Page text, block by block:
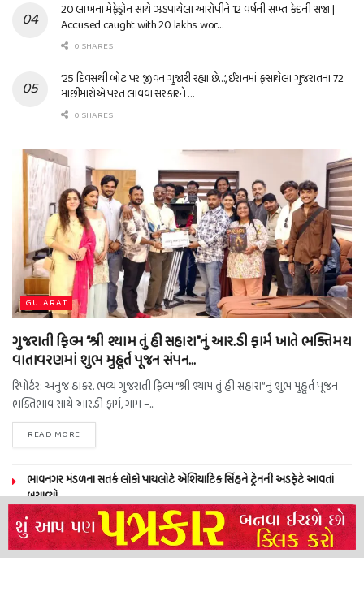
20 લાખના મેફેડ્રોન સાથે ઝડપાયેલા આરોપીને 12 વર્ષની સખ્ત કેદની સજા |
Accused caught with 20 lakhs wor…
0 SHARES
’25 દિવસથી બોટ પર જીવન ગુજારી રહ્યા છે…’, ઈરાનમાં ફસાયેલા ગુજરાતના 72
માછીમારોએ પરત લાવવા સરકારને …
0 SHARES
GUJARAT
ગુજરાતી ફિલ્મ “શ્રી શ્યામ તું હી સહારા”નું આર.ડી ફાર્મ ખાતે ભક્તિમય
વાતાવરણમાં શુભ મુહૂર્ત પૂજન સંપન…
રિપોર્ટર: અનુજ ઠાકર. ભવ્ય ગુજરાતી ફિલ્મ “શ્રી શ્યામ તું હી સહારા”નું શુભ મુહૂર્ત પૂજન
ભક્તિભાવ સાથે આર.ડી ફાર્મ, ગામ –...
READ MORE
ભાવનગર મંડળના સતર્ક લોકો પાયલોટે એશિયાટિક સિંહને ટ્રેનની અડફેટે આવતાં
બચાવ્યો
NEERAJ TIWARI’S ACTION FRANCHISE ROLLS WITH TIGER SHROFF,
REMO D’SOUZA AND A POWER-PACKED ENSEMBLE
ધારી પત્રકાર સંઘ – અમરેલી બ્રોડગેજ કમેટી દ્વારા જીલ્લા કલેકટર ને આવેદનપત્ર